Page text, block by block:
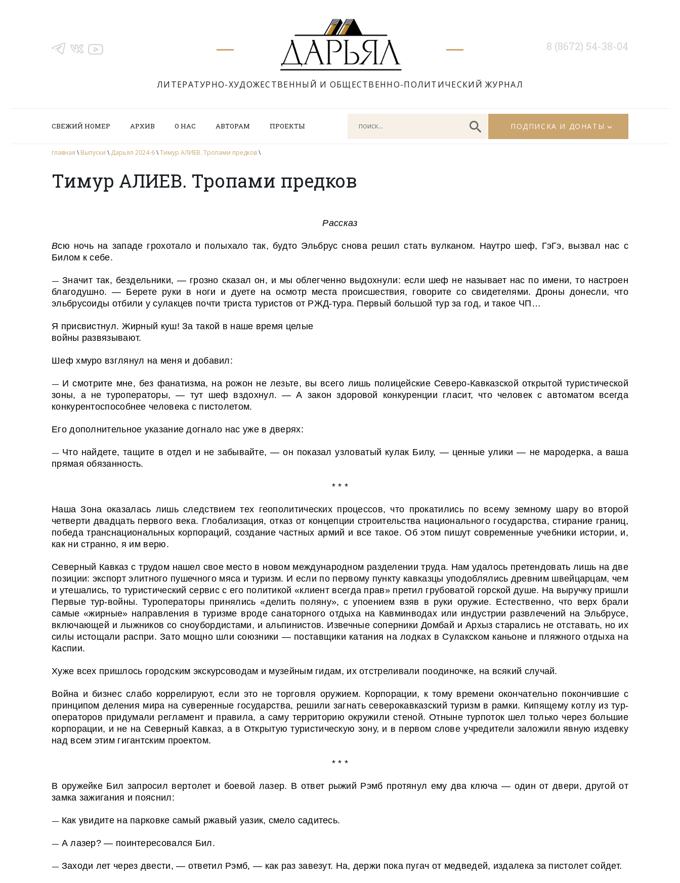
ЛИТЕРАТУРНО-ХУДОЖЕСТВЕННЫЙ И ОБЩЕСТВЕННО-ПОЛИТИЧЕСКИЙ ЖУРНАЛ
8 (8672) 54-38-04
СВЕЖИЙ НОМЕР АРХИВ О НАС АВТОРАМ ПРОЕКТЫ ПОДПИСКА И ДОНАТЫ
главная \ Выпуски \ Дарьял 2024-6\Тимур АЛИЕВ. Тропами предков\
Тимур АЛИЕВ. Тропами предков
Рассказ
Всю ночь на западе грохотало и полыхало так, будто Эльбрус снова решил стать вулканом. Наутро шеф, ГэГэ, вызвал нас с
Билом к себе.
—Значит так, бездельники, — грозно сказал он, и мы облегченно выдохнули: если шеф не называет нас по имени, то настроен
благодушно. — Берете руки в ноги и дуете на осмотр места происшествия, говорите со свидетелями. Дроны донесли, что
эльбрусоиды отбили у сулакцев почти триста туристов от РЖД-тура. Первый большой тур за год, и такое ЧП…
Я присвистнул. Жирный куш! За такой в наше время целые
войны развязывают.
Шеф хмуро взглянул на меня и добавил:
— И смотрите мне, без фанатизма, на рожон не лезьте, вы всего лишь полицейские Северо-Кавказской открытой туристической
зоны, а не туроператоры, — тут шеф вздохнул. — А закон здоровой конкуренции гласит, что человек с автоматом всегда
конкурентоспособнее человека с пистолетом.
Его дополнительное указание догнало нас уже в дверях:
— Что найдете, тащите в отдел и не забывайте, — он показал узловатый кулак Билу, — ценные улики — не мародерка, а ваша
прямая обязанность.
* * *
Наша Зона оказалась лишь следствием тех геополитических процессов, что прокатились по всему земному шару во второй
четверти двадцать первого века. Глобализация, отказ от концепции строительства национального государства, стирание границ,
победа транснациональных корпораций, создание частных армий и все такое. Об этом пишут современные учебники истории, и,
как ни странно, я им верю.
Северный Кавказ с трудом нашел свое место в новом международном разделении труда. Нам удалось претендовать лишь на две
позиции: экспорт элитного пушечного мяса и туризм. И если по первому пункту кавказцы уподоблялись древним швейцарцам, чем
и утешались, то туристический сервис с его политикой «клиент всегда прав» претил грубоватой горской душе. На выручку пришли
Первые тур-войны. Туроператоры принялись «делить поляну», с упоением взяв в руки оружие. Естественно, что верх брали
самые «жирные» направления в туризме вроде санаторного отдыха на Кавминводах или индустрии развлечений на Эльбрусе,
включающей и лыжников со сноубордистами, и альпинистов. Извечные соперники Домбай и Архыз старались не отставать, но их
силы истощали распри. Зато мощно шли союзники — поставщики катания на лодках в Сулакском каньоне и пляжного отдыха на
Каспии.
Хуже всех пришлось городским экскурсоводам и музейным гидам, их отстреливали поодиночке, на всякий случай.
Война и бизнес слабо коррелируют, если это не торговля оружием. Корпорации, к тому времени окончательно покончившие с
принципом деления мира на суверенные государства, решили загнать северокавказский туризм в рамки. Кипящему котлу из тур­
операторов придумали регламент и правила, а саму территорию окружили стеной. Отныне турпоток шел только через большие
корпорации, и не на Северный Кавказ, а в Открытую туристическую зону, и в первом слове учредители заложили явную издевку
над всем этим гигантским проектом.
* * *
В оружейке Бил запросил вертолет и боевой лазер. В ответ рыжий Рэмб протянул ему два ключа — один от двери, другой от
замка зажигания и пояснил:
— Как увидите на парковке самый ржавый уазик, смело садитесь.
— А лазер? — поинтересовался Бил.
— Заходи лет через двести, — ответил Рэмб, — как раз завезут. На, держи пока пугач от медведей, издалека за пистолет сойдет.